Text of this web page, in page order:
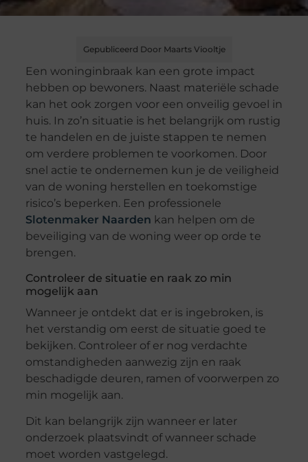
Gepubliceerd Door Maarts Viooltje
Een woninginbraak kan een grote impact
hebben op bewoners. Naast materiële schade
kan het ook zorgen voor een onveilig gevoel in
huis. In zo’n situatie is het belangrijk om rustig
te handelen en de juiste stappen te nemen
om verdere problemen te voorkomen. Door
snel actie te ondernemen kun je de veiligheid
van de woning herstellen en toekomstige
risico’s beperken. Een professionele
Slotenmaker Naarden kan helpen om de
beveiliging van de woning weer op orde te
brengen.
Controleer de situatie en raak zo min
mogelijk aan
Wanneer je ontdekt dat er is ingebroken, is
het verstandig om eerst de situatie goed te
bekijken. Controleer of er nog verdachte
omstandigheden aanwezig zijn en raak
beschadigde deuren, ramen of voorwerpen zo
min mogelijk aan.
Dit kan belangrijk zijn wanneer er later
onderzoek plaatsvindt of wanneer schade
moet worden vastgelegd.